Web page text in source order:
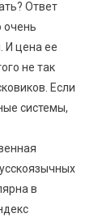
Ответ
очень
И цена ее
не так
Если
системы,
в